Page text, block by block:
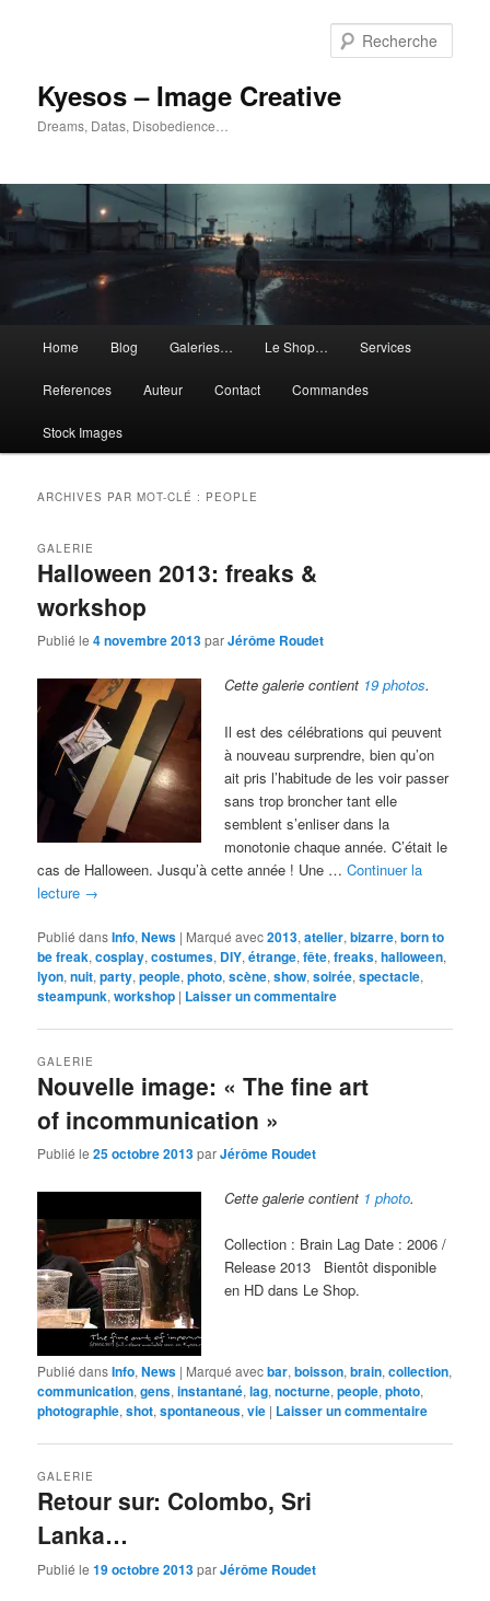
Kyesos – Image Creative
Dreams, Datas, Disobedience…
principal
Home Blog Galeries… Le Shop… Services
References Auteur Contact Commandes
Stock Images
ARCHIVES PAR MOT-CLÉ : PEOPLE
Halloween 2013: freaks &
workshop
GALERIE
Publié le4 novembre 2013parJérôme Roudet
Cette galerie contient 19 photos.
Il est des célébrations qui peuvent
à nouveau surprendre, bien qu’on
ait pris l’habitude de les voir passer
sans trop broncher tant elle
semblent s’enliser dans la
monotonie chaque année. C’était le
cas de Halloween. Jusqu’à cette année ! Une …Continuer la
lecture →
Publié dansInfo,News | Marqué avec2013,atelier,bizarre,born to
be freak,cosplay,costumes, DIY,étrange,fête,freaks,halloween,
lyon,nuit,party,people,photo,scène,show,soirée,spectacle,
steampunk,workshop | Laisser un commentaire
Nouvelle image: « The fine art
of incommunication »
GALERIE
Publié le25 octobre 2013parJérôme Roudet
Cette galerie contient 1 photo.
Collection : Brain Lag Date : 2006 /
Release 2013 Bientôt disponible
en HD dans Le Shop.
Publié dansInfo,News | Marqué avecbar,boisson,brain,collection,
communication,gens,instantané,lag,nocturne,people,photo,
photographie,shot,spontaneous,vie | Laisser un commentaire
Retour sur: Colombo, Sri
Lanka…
GALERIE
Publié le19 octobre 2013parJérôme Roudet